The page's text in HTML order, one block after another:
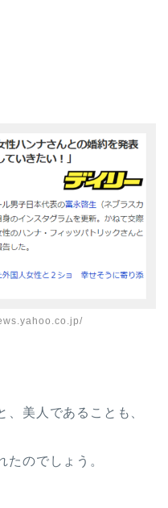
、美人であることも、
たのでしょう。